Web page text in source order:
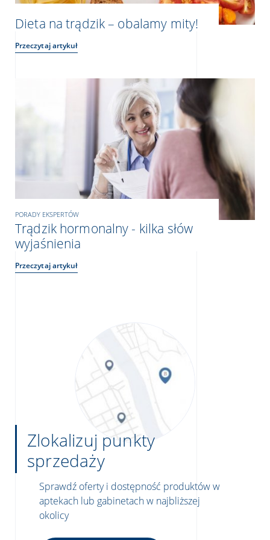
Dieta na trądzik – obalamy mity!
Przeczytaj artykuł
PORADY EKSPERTÓW
Trądzik hormonalny - kilka słów
wyjaśnienia
Przeczytaj artykuł
Zlokalizuj punkty
sprzedaży
Sprawdź oferty i dostępność produktów w
aptekach lub gabinetach w najbliższej
okolicy